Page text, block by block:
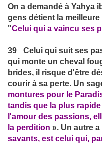
On a demandé à Yahya
gens détient la
"Celui qui a vaincu ses
39_ Celui qui suit ses
qui monte un cheval
brides, il risque d'être
courir à sa perte. Un
montures pour le
tandis que la plus
l'amour des passions,
la perdition ». Un autre a
savants, est celui qui,